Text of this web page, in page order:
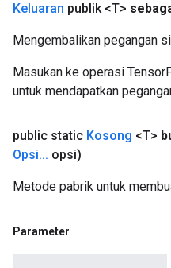
Keluaran publik <T>
Mengembalikan pegangan
Masukan ke operasi
untuk mendapatkan
public static Kosong <T>
Opsi... opsi)
Metode pabrik untuk
Parameter